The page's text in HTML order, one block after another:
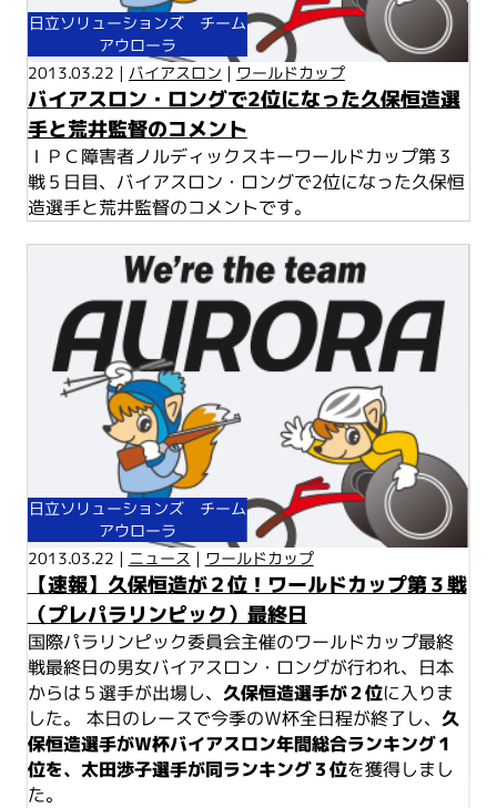
日立ソリューションズ チーム
アウローラ
2013.03.22 | バイアスロン | ワールドカップ
バイアスロン・ロングで2位になった久保恒造選
手と荒井監督のコメント
ＩＰＣ障害者ノルディックスキーワールドカップ第３
戦５日目、バイアスロン・ロングで2位になった久保恒
造選手と荒井監督のコメントです。
日立ソリューションズ チーム
アウローラ
2013.03.22 | ニュース | ワールドカップ
【速報】久保恒造が２位！ワールドカップ第３戦
（プレパラリンピック）最終日
国際パラリンピック委員会主催のワールドカップ最終
戦最終日の男女バイアスロン・ロングが行われ、日本
からは５選手が出場し、 久保恒造選手が２位に入りま
した。 本日のレースで今季のＷ杯全日程が終了し、 久
保恒造選手がＷ杯バイアスロン年間総合ランキング１
位を、太田渉子選手が同ランキング３位を獲得しまし
た。